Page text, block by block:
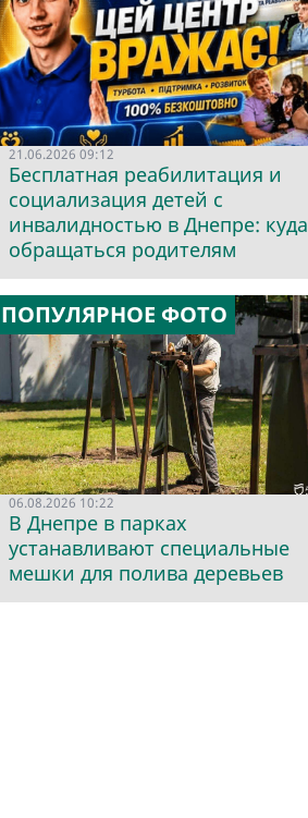
21.06.2026 09:12
Бесплатная реабилитация и
социализация детей с
инвалидностью в Днепре: куда
обращаться родителям
ПОПУЛЯРНОЕ ФОТО
06.08.2026 10:22
В Днепре в парках
устанавливают специальные
мешки для полива деревьев